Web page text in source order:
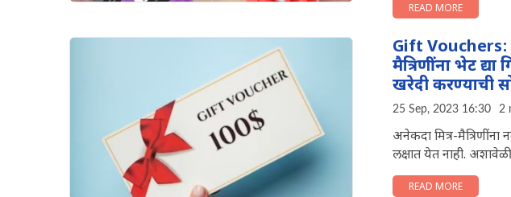
READ MORE
Gift Vouchers:
मैत्रिणींना भेट
खरेदी करण्याची
25 Sep, 2023 16:30 2
अनेकदा मित्र-
लक्षात येत नाही.
READ MORE